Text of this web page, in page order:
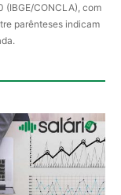
(IBGE/CONCLA), com
parênteses indicam